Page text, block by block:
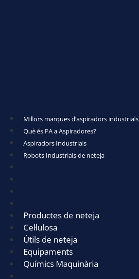
Millors marques d’aspiradors industrials
Què és PA a Aspiradores?
Aspiradors Industrials
Robots Industrials de neteja
Productes de neteja
Cel·lulosa
Útils de neteja
Equipaments
Químics Maquinària